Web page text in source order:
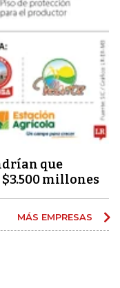
que
millones
MÁS EMPRESAS